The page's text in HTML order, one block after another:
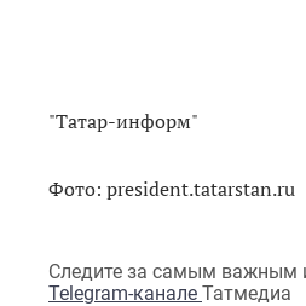
"Татар-информ"
Фото: president.tatarstan.ru
Следите за самым важным
Telegram-канале Татмедиа